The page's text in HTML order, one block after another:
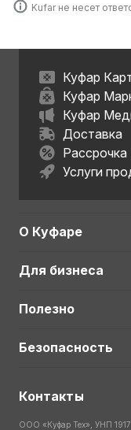
Kufar не несет
Куфар
Куфар
Куфар
Доставка
Рассрочка
Услуги
О Куфаре
Для бизнеса
Полезно
Безопасность
Контакты
ООО «Куфар Тех», УНП